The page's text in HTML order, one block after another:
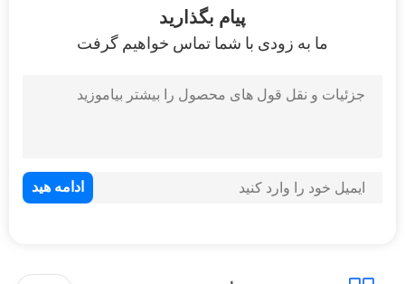
پیام بگذارید
ما به زودی با شما تماس خواهیم گرفت